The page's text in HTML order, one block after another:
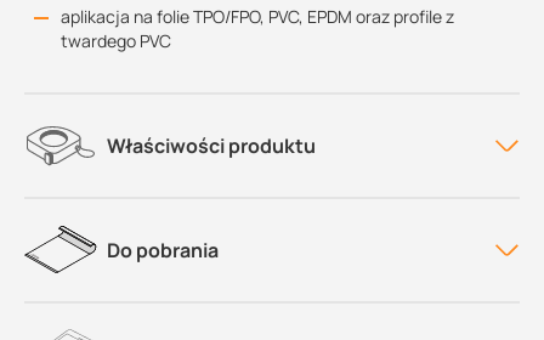
aplikacja na folie TPO/FPO, PVC, EPDM oraz profile z
twardego PVC
Właściwości produktu
Do pobrania